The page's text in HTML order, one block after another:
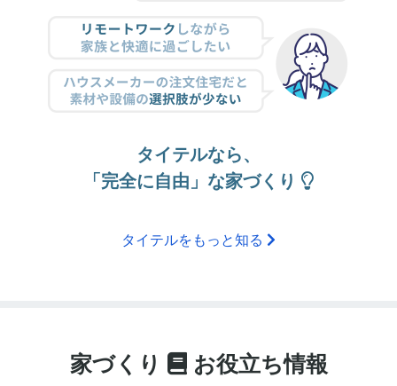
タイテルなら、
「完全に自由」な家づくり
タイテルをもっと知る
家づくり お役立ち情報